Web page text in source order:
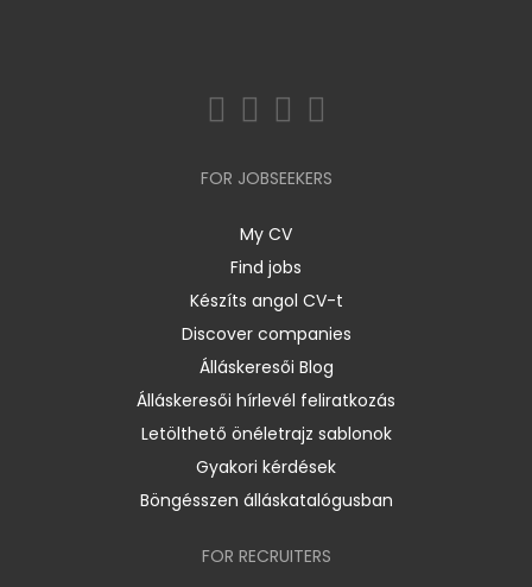
FOR JOBSEEKERS
My CV
Find jobs
Készíts angol CV-t
Discover companies
Álláskeresői Blog
Álláskeresői hírlevél feliratkozás
Letölthető önéletrajz sablonok
Gyakori kérdések
Böngésszen álláskatalógusban
FOR RECRUITERS